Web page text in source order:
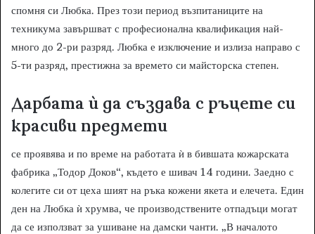
спомня си Любка. През този период възпитаниците на
техникума завършват с професионална квалификация най-
много до 2-ри разряд. Любка е изключение и излиза направо с
5-ти разряд, престижна за времето си майсторска степен.
Дарбата ѝ да създава с ръцете си
красиви предмети
се проявява и по време на работата ѝ в бившата кожарската
фабрика „Тодор Доков“, където е шивач 14 години. Заедно с
колегите си от цеха шият на ръка кожени якета и елечета. Един
ден на Любка ѝ хрумва, че производствените отпадъци могат
да се използват за ушиване на дамски чанти. „В началото